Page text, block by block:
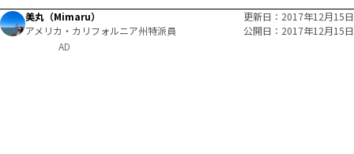
美丸（Mimaru）
アメリカ・カリフォルニア州特派員
更新日
2017年12月15日
公開日
2017年12月15日
AD